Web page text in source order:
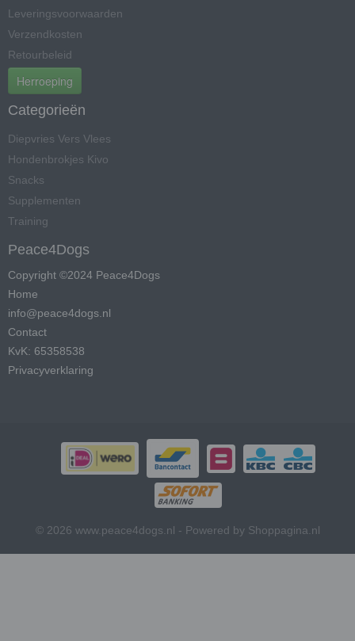
Leveringsvoorwaarden
Verzendkosten
Retourbeleid
Herroeping
Categorieën
Diepvries Vers Vlees
Hondenbrokjes Kivo
Snacks
Supplementen
Training
Peace4Dogs
Copyright ©2024 Peace4Dogs
Home
info@peace4dogs.nl
Contact
KvK: 65358538
Privacyverklaring
© 2026 www.peace4dogs.nl - Powered by Shoppagina.nl